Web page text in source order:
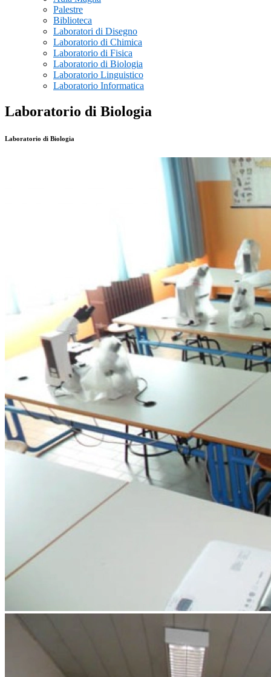
Palestre
Biblioteca
Laboratori di Disegno
Laboratorio di Chimica
Laboratorio di Fisica
Laboratorio di Biologia
Laboratorio Linguistico
Laboratorio Informatica
Laboratorio di Biologia
Laboratorio di Biologia